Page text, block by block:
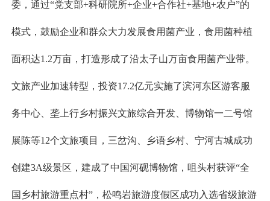
委，通过“党支部+科研院所+企业+合作社+基地+农户”的
模式，鼓励企业和群众大力发展食用菌产业，食用菌种植
面积达1.2万亩，打造形成了沿太子山万亩食用菌产业带。
文旅产业加速转型，投资17.2亿元实施了滨河东区游客服
务中心、垄上行乡村振兴文旅综合开发、博物馆一二号馆
展陈等12个文旅项目，三岔沟、乡语乡村、宁河古城成功
创建3A级景区，建成了中国河砚博物馆，咀头村获评“全
国乡村旅游重点村”，松鸣岩旅游度假区成功入选省级旅游